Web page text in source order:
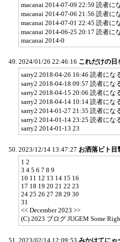
macanai 2014-07-09 22:59 読者に
macanai 2014-07-06 21:56 読者に
macanai 2014-07-01 22:45 読者に
macanai 2014-06-25 20:17 読者に
macanai 2014-0
2024/01/26 22:46:16 これだけの日
sarry2 2018-04-26 16:46 読者にな
sarry2 2018-04-18 09:57 読者にな
sarry2 2018-04-15 20:06 読者にな
sarry2 2018-04-14 10:14 読者にな
sarry2 2014-01-27 21:35 読者にな
sarry2 2014-01-14 23:25 読者にな
sarry2 2014-01-13 23
2023/12/14 13:47:27 お洒落ビト目
1 2
3 4 5 6 7 8 9
10 11 12 13 14 15 16
17 18 19 20 21 22 23
24 25 26 27 28 29 30
31
<< December 2023 >>
(C) 2023 ブログ JUGEM Some
2023/02/14 12:09:53 みかはてに